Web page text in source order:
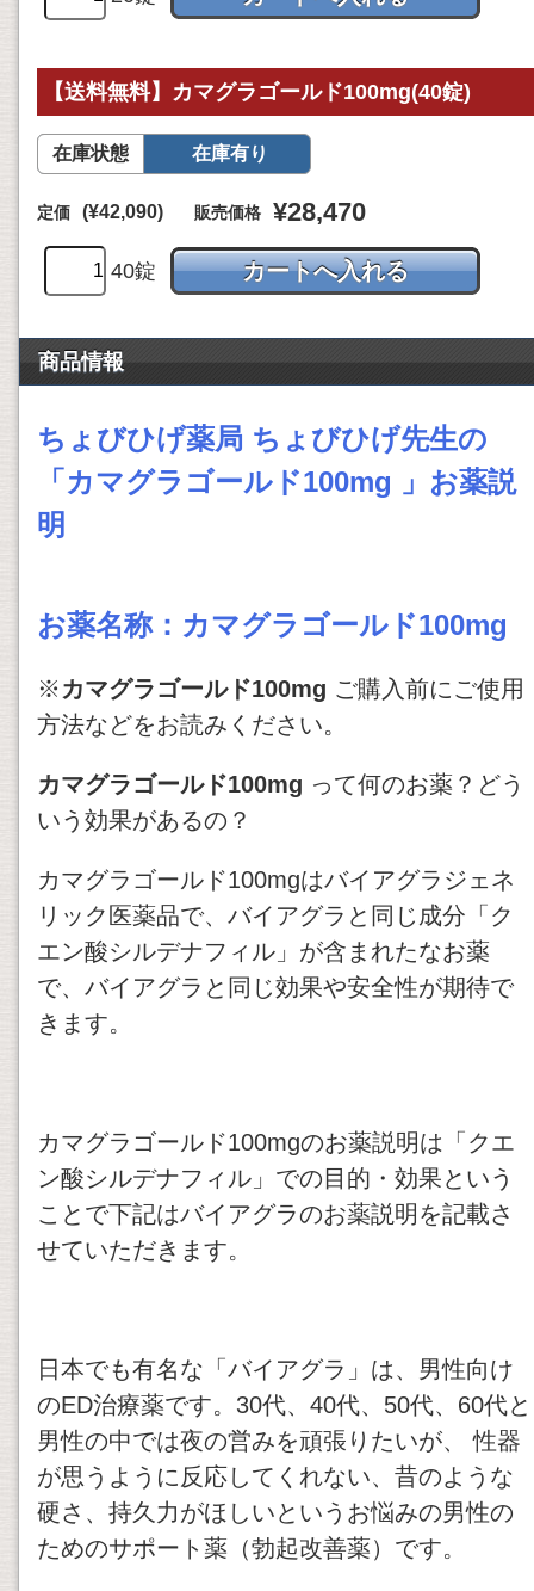
【送料無料】カマグラゴールド100mg(40錠)
在庫状態 在庫有り
定価 (¥42,090) 販売価格 ¥28,470
40錠
商品情報
ちょびひげ薬局 ちょびひげ先生の
「カマグラゴールド100mg 」お薬説
明
お薬名称： カマグラゴールド100mg
※ カマグラゴールド100mg ご購入前にご使用
方法などをお読みください。
カマグラゴールド100mg って何のお薬？どう
いう効果があるの？
カマグラゴールド100mgはバイアグラジェネ
リック医薬品で、バイアグラと同じ成分「ク
エン酸シルデナフィル」が含まれたなお薬
で、バイアグラと同じ効果や安全性が期待で
きます。
カマグラゴールド100mgのお薬説明は「クエ
ン酸シルデナフィル」での目的・効果という
ことで下記はバイアグラのお薬説明を記載さ
せていただきます。
日本でも有名な「バイアグラ」は、男性向け
のED治療薬です。30代、40代、50代、60代と
男性の中では夜の営みを頑張りたいが、 性器
が思うように反応してくれない、昔のような
硬さ、持久力がほしいというお悩みの男性の
ためのサポート薬（勃起改善薬）です。